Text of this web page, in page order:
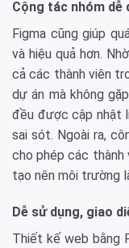
Cộng tác nhóm dễ
Figma cũng giúp
và hiệu quả hơn.
cả các thành viên
dự án mà không
đều được cập nhật
sai sót. Ngoài ra,
cho phép các thành
tạo nên môi trường
Dễ sử dụng, giao
Thiết kế web bằng